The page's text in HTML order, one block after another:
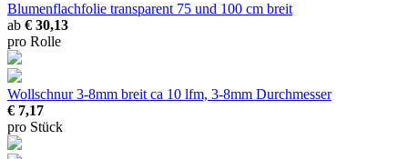
Blumenflachfolie transparent 75 und 100 cm breit
ab € 30,13
pro Rolle
Wollschnur 3-8mm breit ca 10 lfm, 3-8mm Durchmesser
€ 7,17
pro Stück